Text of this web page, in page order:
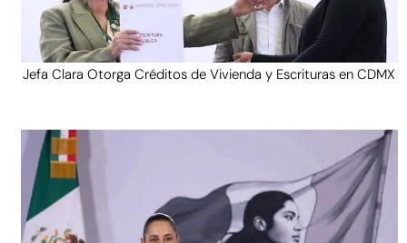
Jefa Clara Otorga Créditos de Vivienda y Escrituras en CDMX